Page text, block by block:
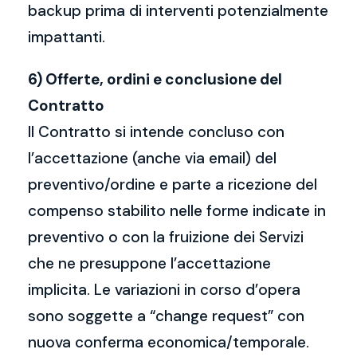
backup prima di interventi potenzialmente
impattanti.
6) Offerte, ordini e conclusione del
Contratto
Il Contratto si intende concluso con
l’accettazione (anche via email) del
preventivo/ordine e parte a ricezione del
compenso stabilito nelle forme indicate in
preventivo o con la fruizione dei Servizi
che ne presuppone l’accettazione
implicita. Le variazioni in corso d’opera
sono soggette a “change request” con
nuova conferma economica/temporale.